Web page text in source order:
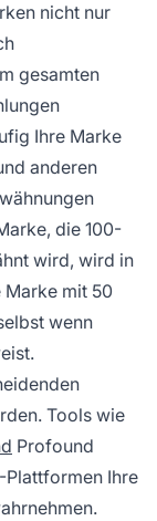
nicht nur
gesamten
Ihre Marke
anderen
die 100-
wird, wird in
Marke mit 50
wenn
Tools wie
Profound
Plattformen Ihre